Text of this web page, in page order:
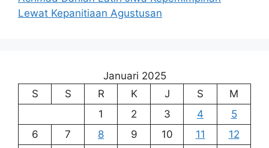
Lewat Kepanitiaan Agustusan
Januari 2025
S
S R K J S
M
1
2 3 4
5
6
7 8 9 10 11
12